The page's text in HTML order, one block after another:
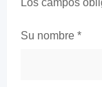
Los campos
Su nombre *